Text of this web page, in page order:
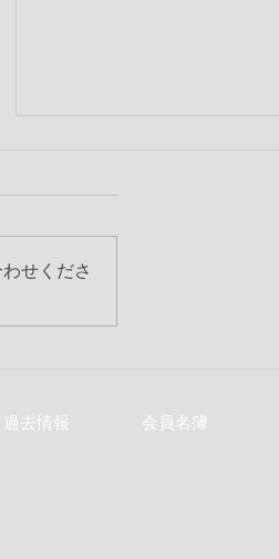
せくださ
過去情報 会員名簿